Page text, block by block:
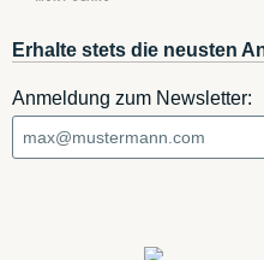
Erhalte stets die neusten
Anmeldung zum Newsletter: